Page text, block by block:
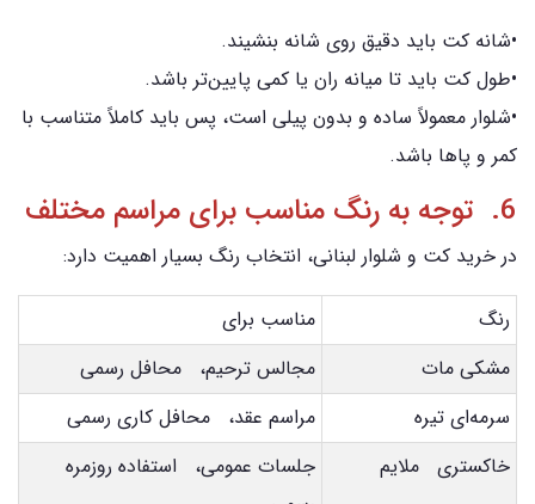
•شانه کت باید دقیق روی شانه بنشیند.
•طول کت باید تا میانه ران یا کمی پایین‌تر باشد.
•شلوار معمولاً ساده و بدون پیلی است، پس باید کاملاً متناسب با
کمر و پاها باشد.
6. توجه به رنگ مناسب برای مراسم مختلف
در خرید کت و شلوار لبنانی، انتخاب رنگ بسیار اهمیت دارد:
رنگ
مناسب برای
مشکی مات
مجالس ترحیم، محافل رسمی
سرمه‌ای تیره
مراسم عقد، محافل کاری رسمی
خاکستری ملایم
جلسات عمومی، استفاده روزمره